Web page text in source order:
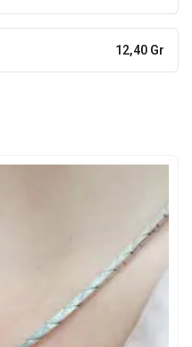
12,40 Gr